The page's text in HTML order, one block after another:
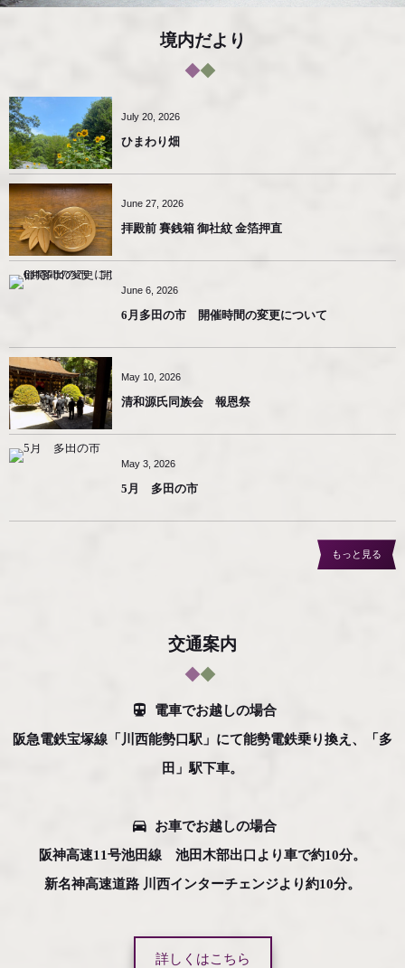
境内だより
July 20, 2026
ひまわり畑
June 27, 2026
拝殿前 賽銭箱 御社紋 金箔押直
June 6, 2026
6月多田の市 開催時間の変更について
May 10, 2026
清和源氏同族会 報恩祭
May 3, 2026
5月 多田の市
もっと見る
交通案内
電車でお越しの場合
阪急電鉄宝塚線「川西能勢口駅」にて能勢電鉄乗り換え、「多
田」駅下車。
お車でお越しの場合
阪神高速11号池田線 池田木部出口より車で約10分。
新名神高速道路 川西インターチェンジより約10分。
詳しくはこちら